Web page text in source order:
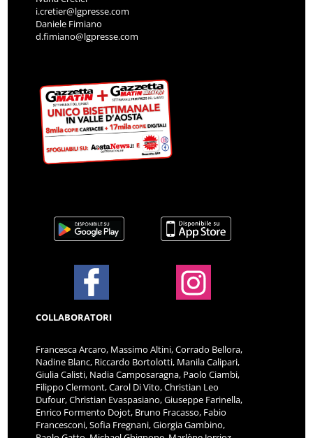
Daniele Fimiano
d.fimiano@lgpresse.com
COLLABORATORI
Nadine Blanc, Riccardo Bortolotti, Manila Calipari,
Giulia Calisti, Nadia Camposaragna, Paolo Ciambi,
Filippo Clermont, Carol Di Vito, Christian Leo
Dufour, Christian Evaspasiano, Giuseppe Farinella,
Enrico Formento Dojot, Bruno Fracasso, Fabio
Francesconi, Sofia Fregnani, Giorgia Gambino,
Paolo Gatto, Michael Ghignone, Marlène Jorrioz,
Cecilia Lazzarotto, Giacomo Mangano, Angela